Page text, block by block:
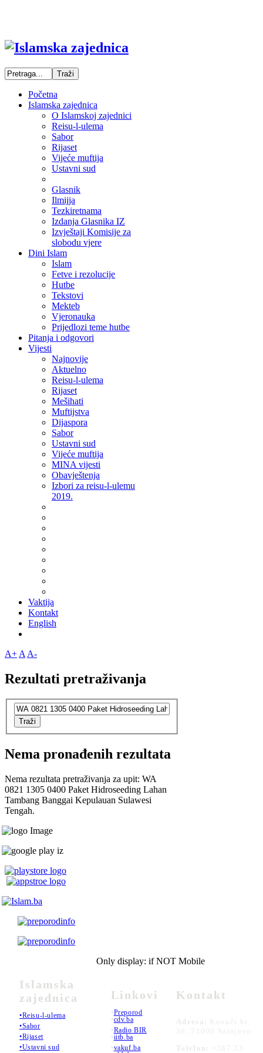
Početna
Islamska zajednica
O Islamskoj zajednici
Reisu-l-ulema
Sabor
Rijaset
Vijeće muftija
Ustavni sud
Glasnik
Ilmijja
Tezkiretnama
Izdanja Glasnika IZ
Izvještaji Komisije za
slobodu vjere
Dini Islam
Islam
Fetve i rezolucije
Hutbe
Tekstovi
Mekteb
Vjeronauka
Prijedlozi teme hutbe
Pitanja i odgovori
Vijesti
Najnovije
Aktuelno
Reisu-l-ulema
Rijaset
Mešihati
Muftijstva
Dijaspora
Sabor
Ustavni sud
Vijeće muftija
MINA vijesti
Obavještenja
Izbori za reisu-l-ulemu
2019.
Vaktija
Kontakt
English
A+ A A-
Rezultati pretraživanja
Traži
Nema pronađenih rezultata
Nema rezultata pretraživanja za upit: WA
0821 1305 0400 Paket Hidroseeding Lahan
Tambang Banggai Kepulauan Sulawesi
Tengah.
Islamska
zajednica
•Reisu-l-ulema
•Sabor
•Rijaset
•Ustavni sud
Only display: if NOT Mobile
Linkovi
•Preporod
•cdv.ba
•Radio BIR
•iitb.ba
•vakuf.ba
Kontakt
Adresa:
Kovači br.
36, 71000 Sarajevo
Telefon:
+387 33